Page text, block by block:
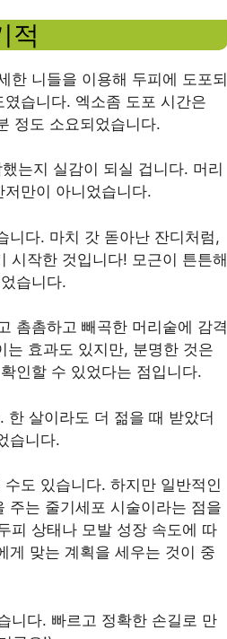
적
한 니들을 이용해 두피에 도포되
습니다. 엑소좀 도포 시간은
정도 소요되었습니다.
는지 실감이 되실 겁니다. 머리
만이 아니었습니다.
니다. 마치 갓 돋아난 잔디처럼,
시작한 것입니다! 모근이 튼튼해
습니다.
촘촘하고 빼곡한 머리숱에 감격
효과도 있지만, 분명한 것은
인할 수 있었다는 점입니다.
한 살이라도 더 젊을 때 받았더
습니다.
도 있습니다. 하지만 일반적인
주는 줄기세포 시술이라는 점을
피 상태나 모발 성장 속도에 따
게 맞는 계획을 세우는 것이 중
니다. 빠르고 정확한 손길로 만